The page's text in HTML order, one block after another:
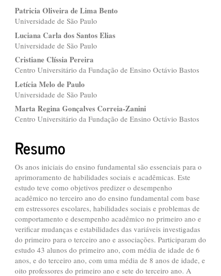
Conteúdo
do
artigo
principal
Patricia Oliveira de Lima Bento
Universidade de São Paulo
Luciana Carla dos Santos Elias
Universidade de São Paulo
Cristiane Clíssia Pereira
Centro Universitário da Fundação de Ensino Octávio Bastos
Letícia Melo de Paulo
Universidade de São Paulo
Marta Regina Gonçalves Correia-Zanini
Centro Universitário da Fundação de Ensino Octávio Bastos
Resumo
Os anos iniciais do ensino fundamental são essenciais para o
aprimoramento de habilidades sociais e acadêmicas. Este
estudo teve como objetivos predizer o desempenho
acadêmico no terceiro ano do ensino fundamental com base
em estressores escolares, habilidades sociais e problemas de
comportamento e desempenho acadêmico no primeiro ano e
verificar mudanças e estabilidades das variáveis investigadas
do primeiro para o terceiro ano e associações. Participaram do
estudo 43 alunos do primeiro ano, com média de idade de 6
anos, e do terceiro ano, com uma média de 8 anos de idade, e
oito professores do primeiro ano e sete do terceiro ano. A